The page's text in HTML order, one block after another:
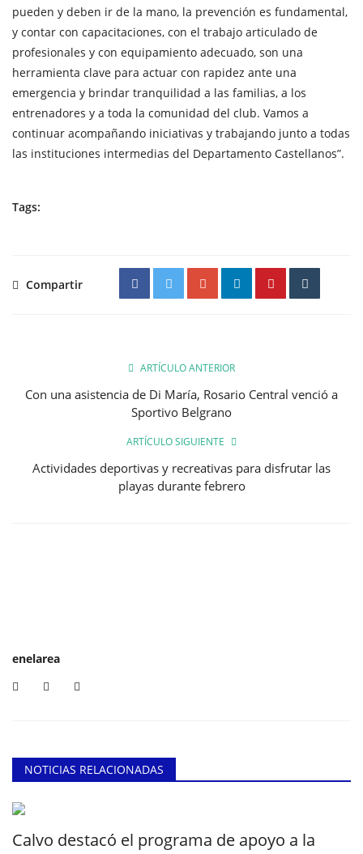
pueden y deben ir de la mano, la prevención es fundamental,
y contar con capacitaciones, con el trabajo articulado de
profesionales y con equipamiento adecuado, son una
herramienta clave para actuar con rapidez ante una
emergencia y brindar tranquilidad a las familias, a los
entrenadores y a toda la comunidad del club. Vamos a
continuar acompañando iniciativas y trabajando junto a todas
las instituciones intermedias del Departamento Castellanos”.
Tags:
Compartir
ARTÍCULO ANTERIOR
Con una asistencia de Di María, Rosario Central venció a
Sportivo Belgrano
ARTÍCULO SIGUIENTE
Actividades deportivas y recreativas para disfrutar las
playas durante febrero
enelarea
NOTICIAS RELACIONADAS
Calvo destacó el programa de apoyo a la